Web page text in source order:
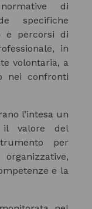
di
specifiche
e percorsi di
in
volontaria, a
nei confronti
l’intesa un
il valore del
per
e la